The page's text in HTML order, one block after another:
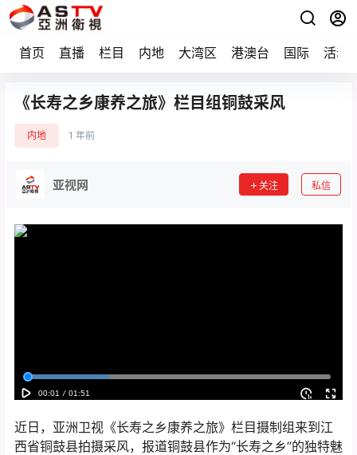
首页 直播 栏目 内地 大湾区 港澳台 国际 活动
《长寿之乡康养之旅》栏目组铜鼓采风
内地 1 年前
亚视网 关注 私信
近日，亚洲卫视《长寿之乡康养之旅》栏目摄制组来到江
西省铜鼓县拍摄采风，报道铜鼓县作为“长寿之乡”的独特魅